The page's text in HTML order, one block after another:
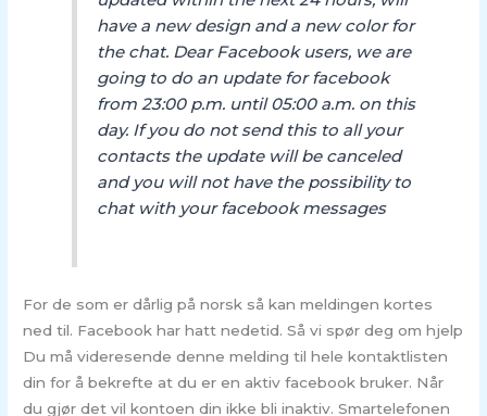
have a new design and a new color for
the chat. Dear Facebook users, we are
going to do an update for facebook
from 23:00 p.m. until 05:00 a.m. on this
day. If you do not send this to all your
contacts the update will be canceled
and you will not have the possibility to
chat with your facebook messages
For de som er dårlig på norsk så kan meldingen kortes
ned til. Facebook har hatt nedetid. Så vi spør deg om hjelp
Du må videresende denne melding til hele kontaktlisten
din for å bekrefte at du er en aktiv facebook bruker. Når
du gjør det vil kontoen din ikke bli inaktiv. Smartelefonen